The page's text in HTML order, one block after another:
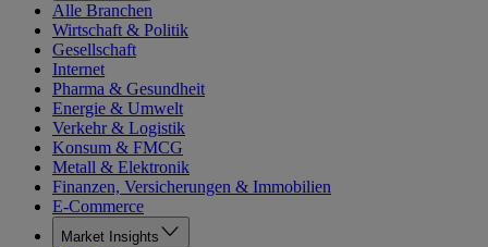
Alle Branchen
Wirtschaft & Politik
Gesellschaft
Internet
Pharma & Gesundheit
Energie & Umwelt
Verkehr & Logistik
Konsum & FMCG
Metall & Elektronik
Finanzen, Versicherungen & Immobilien
E-Commerce
Market Insights